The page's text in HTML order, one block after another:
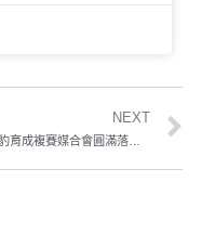
NEXT
🔥雲豹育成複賽媒合會圓滿落幕🔥 第14屆媒合成果出爐！